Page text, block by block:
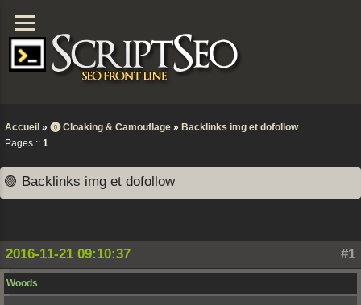
Accueil » ⓿ Cloaking & Camouflage » Backlinks img et dofollow
Pages :: 1
🟣 Backlinks img et dofollow
#1
2016-11-21 09:10:37
Woods